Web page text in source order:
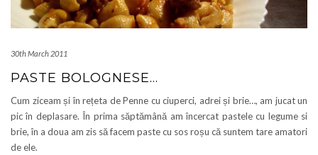
30th March 2011
PASTE BOLOGNESE…
Cum ziceam și în rețeta de Penne cu ciuperci, adrei și brie…, am jucat un
pic în deplasare. În prima săptămână am încercat pastele cu legume si
brie, în a doua am zis să facem paste cu sos roșu că suntem tare amatori
de ele.